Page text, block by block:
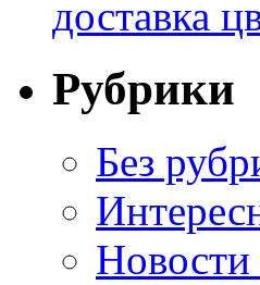
доставка
Рубрики
Без